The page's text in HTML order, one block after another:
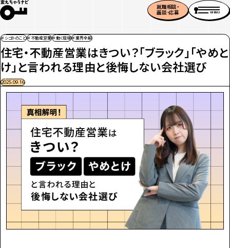
就職相談・
面談・応募
MENU
＃シゴトのこと＃不動産営業＃働く環境＃業界全般
住宅・不動産営業はきつい？「ブラック」「やめと
け」と言われる理由と後悔しない会社選び
2025.09.16